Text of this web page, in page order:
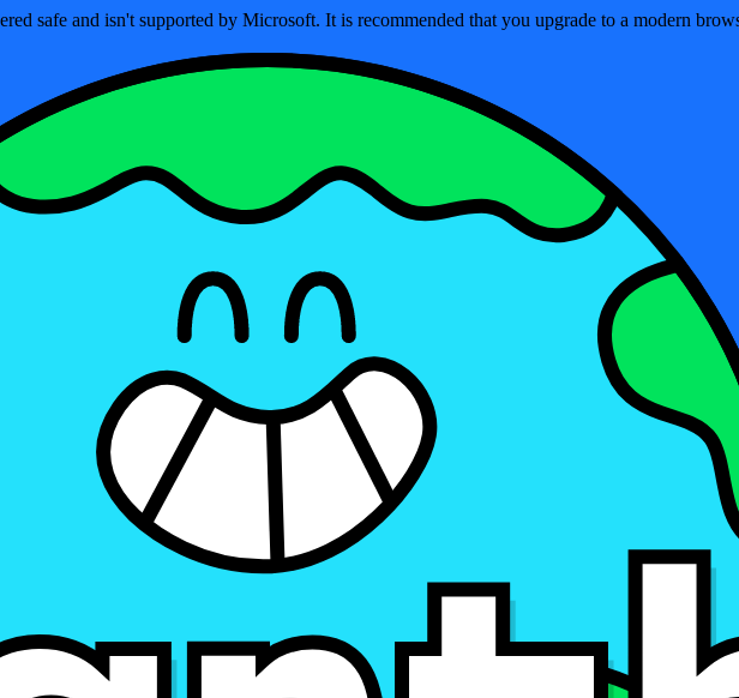
safe and isn't supported by Microsoft. It is recommended that you upgrade to a modern